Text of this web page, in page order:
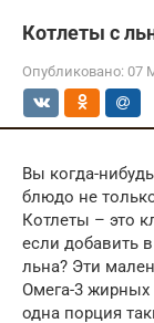
Котлеты с
Опубликовано: 07
Вы когда-
блюдо не
Котлеты – это
если добавить
льна? Эти
Омега-3 жирных
одна порция